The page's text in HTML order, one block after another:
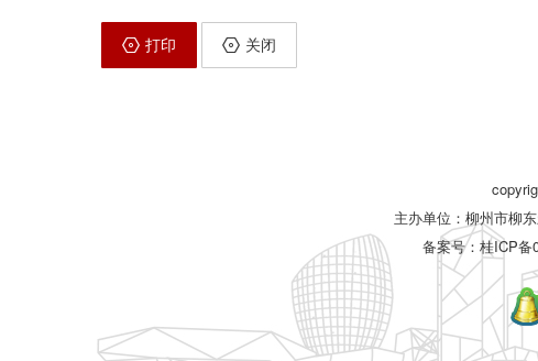
打印 关闭
主办单位：柳州市柳
备案号： 桂ICP备